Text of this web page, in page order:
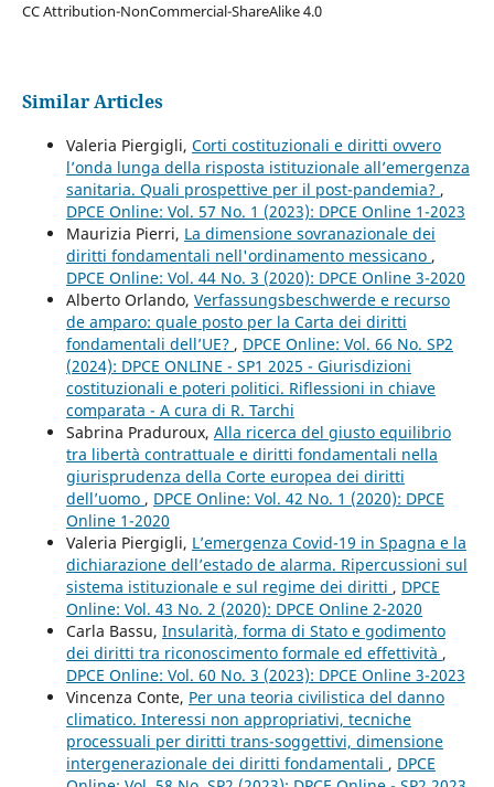
CC Attribution-NonCommercial-ShareAlike 4.0
Similar Articles
Valeria Piergigli, Corti costituzionali e diritti ovvero
l’onda lunga della risposta istituzionale all’emergenza
sanitaria. Quali prospettive per il post-pandemia? ,
DPCE Online: Vol. 57 No. 1 (2023): DPCE Online 1-2023
Maurizia Pierri, La dimensione sovranazionale dei
diritti fondamentali nell'ordinamento messicano ,
DPCE Online: Vol. 44 No. 3 (2020): DPCE Online 3-2020
Alberto Orlando, Verfassungsbeschwerde e recurso
de amparo: quale posto per la Carta dei diritti
fondamentali dell’UE? , DPCE Online: Vol. 66 No. SP2
(2024): DPCE ONLINE - SP1 2025 - Giurisdizioni
costituzionali e poteri politici. Riflessioni in chiave
comparata - A cura di R. Tarchi
Sabrina Praduroux, Alla ricerca del giusto equilibrio
tra libertà contrattuale e diritti fondamentali nella
giurisprudenza della Corte europea dei diritti
dell’uomo , DPCE Online: Vol. 42 No. 1 (2020): DPCE
Online 1-2020
Valeria Piergigli, L’emergenza Covid-19 in Spagna e la
dichiarazione dell’estado de alarma. Ripercussioni sul
sistema istituzionale e sul regime dei diritti , DPCE
Online: Vol. 43 No. 2 (2020): DPCE Online 2-2020
Carla Bassu, Insularità, forma di Stato e godimento
dei diritti tra riconoscimento formale ed effettività ,
DPCE Online: Vol. 60 No. 3 (2023): DPCE Online 3-2023
Vincenza Conte, Per una teoria civilistica del danno
climatico. Interessi non appropriativi, tecniche
processuali per diritti trans-soggettivi, dimensione
intergenerazionale dei diritti fondamentali , DPCE